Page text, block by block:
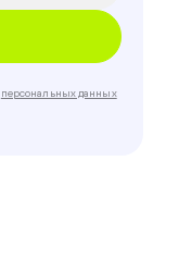
персональных данных